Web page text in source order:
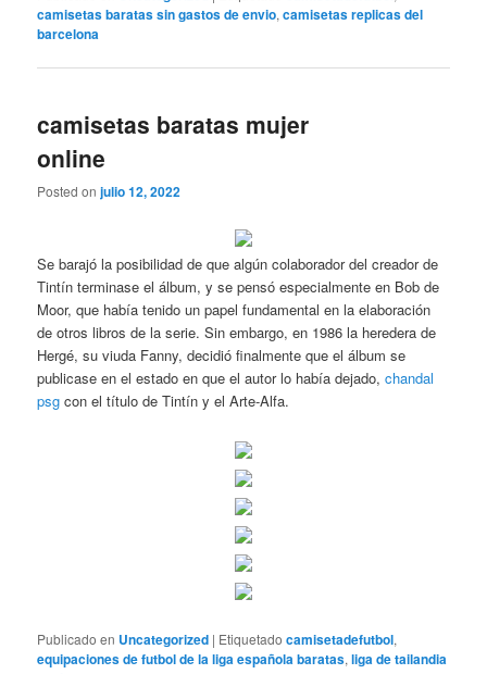
camisetas baratas sin gastos de envio,camisetas replicas del
barcelona
camisetas baratas mujer
online
Posted onjulio 12, 2022
Se barajó la posibilidad de que algún colaborador del creador de
Tintín terminase el álbum, y se pensó especialmente en Bob de
Moor, que había tenido un papel fundamental en la elaboración
de otros libros de la serie. Sin embargo, en 1986 la heredera de
Hergé, su viuda Fanny, decidió finalmente que el álbum se
publicase en el estado en que el autor lo había dejado,chandal
psg con el título de Tintín y el Arte-Alfa.
Publicado en Uncategorized | Etiquetado camisetadefutbol,
equipaciones de futbol de la liga española baratas,liga de tailandia